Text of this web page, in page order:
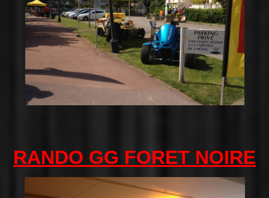
RANDO GG FORET NOIRE